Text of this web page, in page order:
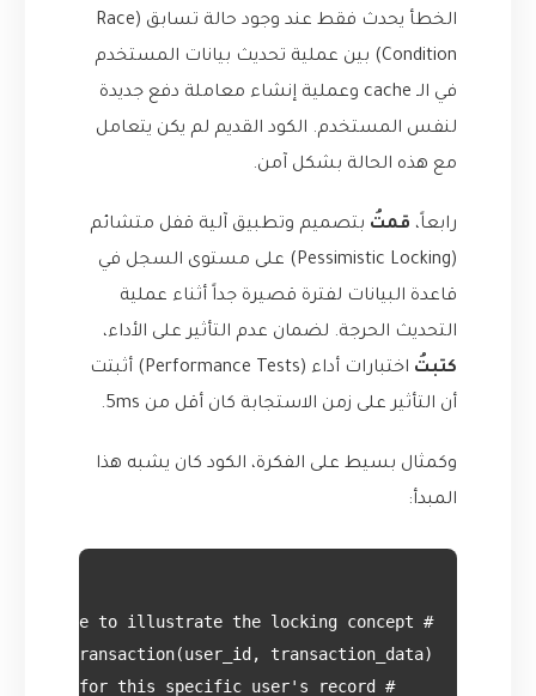
الخطأ يحدث فقط عند وجود حالة تسابق (Race
Condition) بين عملية تحديث بيانات المستخدم
في الـ cache وعملية إنشاء معاملة دفع جديدة
لنفس المستخدم. الكود القديم لم يكن يتعامل
مع هذه الحالة بشكل آمن.
رابعاً، قمتُ بتصميم وتطبيق آلية قفل متشائم
(Pessimistic Locking) على مستوى السجل في
قاعدة البيانات لفترة قصيرة جداً أثناء عملية
التحديث الحرجة. لضمان عدم التأثير على الأداء،
كتبتُ
اختبارات أداء (Performance Tests) أثبتت
أن التأثير على زمن الاستجابة كان أقل من 5ms.
وكمثال بسيط على الفكرة، الكود كان يشبه هذا
المبدأ: